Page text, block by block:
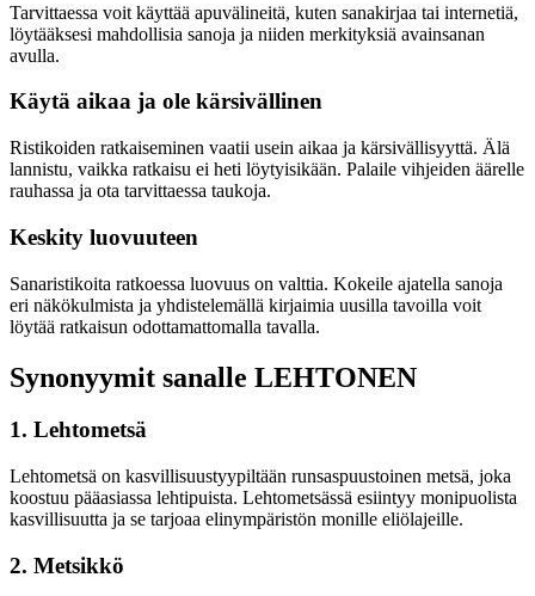
Tarvittaessa voit käyttää apuvälineitä, kuten sanakirjaa tai internetiä,
löytääksesi mahdollisia sanoja ja niiden merkityksiä avainsanan
avulla.
Käytä aikaa ja ole kärsivällinen
Ristikoiden ratkaiseminen vaatii usein aikaa ja kärsivällisyyttä. Älä
lannistu, vaikka ratkaisu ei heti löytyisikään. Palaile vihjeiden äärelle
rauhassa ja ota tarvittaessa taukoja.
Keskity luovuuteen
Sanaristikoita ratkoessa luovuus on valttia. Kokeile ajatella sanoja
eri näkökulmista ja yhdistelemällä kirjaimia uusilla tavoilla voit
löytää ratkaisun odottamattomalla tavalla.
Synonyymit sanalle LEHTONEN
1. Lehtometsä
Lehtometsä on kasvillisuustyypiltään runsaspuustoinen metsä, joka
koostuu pääasiassa lehtipuista. Lehtometsässä esiintyy monipuolista
kasvillisuutta ja se tarjoaa elinympäristön monille eliölajeille.
2. Metsikkö